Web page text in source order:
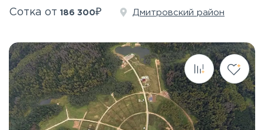
Сотка от 186 300₽ Дмитровский район